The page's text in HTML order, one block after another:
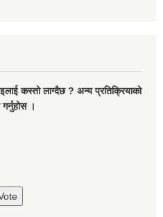
कस्तो लाग्दैछ ? अन्य प्रतिक्रियाको
।